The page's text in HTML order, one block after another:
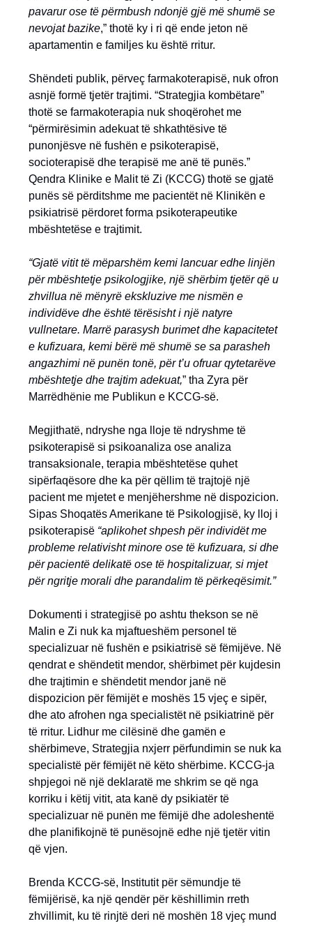
pavarur ose të përmbush ndonjë gjë më shumë se
nevojat bazike,” thotë ky i ri që ende jeton në
apartamentin e familjes ku është rritur.
Shëndeti publik, përveç farmakoterapisë, nuk ofron
asnjë formë tjetër trajtimi. “Strategjia kombëtare”
thotë se farmakoterapia nuk shoqërohet me
“përmirësimin adekuat të shkathtësive të
punonjësve në fushën e psikoterapisë,
socioterapisë dhe terapisë me anë të punës.”
Qendra Klinike e Malit të Zi (KCCG) thotë se gjatë
punës së përditshme me pacientët në Klinikën e
psikiatrisë përdoret forma psikoterapeutike
mbështetëse e trajtimit.
“Gjatë vitit të mëparshëm kemi lancuar edhe linjën
për mbështetje psikologjike, një shërbim tjetër që u
zhvillua në mënyrë ekskluzive me nismën e
individëve dhe është tërësisht i një natyre
vullnetare. Marrë parasysh burimet dhe kapacitetet
e kufizuara, kemi bërë më shumë se sa parasheh
angazhimi në punën tonë, për t’u ofruar qytetarëve
mbështetje dhe trajtim adekuat,” tha Zyra për
Marrëdhënie me Publikun e KCCG-së.
Megjithatë, ndryshe nga lloje të ndryshme të
psikoterapisë si psikoanaliza ose analiza
transaksionale, terapia mbështetëse quhet
sipërfaqësore dhe ka për qëllim të trajtojë një
pacient me mjetet e menjëhershme në dispozicion.
Sipas Shoqatës Amerikane të Psikologjisë, ky lloj i
psikoterapisë “aplikohet shpesh për individët me
probleme relativisht minore ose të kufizuara, si dhe
për pacientë delikatë ose të hospitalizuar, si mjet
për ngritje morali dhe parandalim të përkeqësimit.”
Dokumenti i strategjisë po ashtu thekson se në
Malin e Zi nuk ka mjaftueshëm personel të
specializuar në fushën e psikiatrisë së fëmijëve. Në
qendrat e shëndetit mendor, shërbimet për kujdesin
dhe trajtimin e shëndetit mendor janë në
dispozicion për fëmijët e moshës 15 vjeç e sipër,
dhe ato afrohen nga specialistët në psikiatrinë për
të rritur. Lidhur me cilësinë dhe gamën e
shërbimeve, Strategjia nxjerr përfundimin se nuk ka
specialistë për fëmijët në këto shërbime. KCCG-ja
shpjegoi në një deklaratë me shkrim se që nga
korriku i këtij vitit, ata kanë dy psikiatër të
specializuar në punën me fëmijë dhe adoleshentë
dhe planifikojnë të punësojnë edhe një tjetër vitin
që vjen.
Brenda KCCG-së, Institutit për sëmundje të
fëmijërisë, ka një qendër për këshillimin rreth
zhvillimit, ku të rinjtë deri në moshën 18 vjeç mund